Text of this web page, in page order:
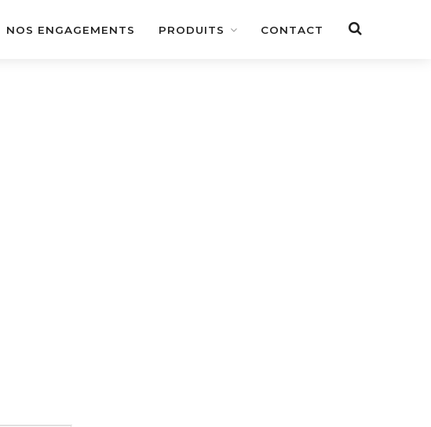
NOS ENGAGEMENTS PRODUITS CONTACT